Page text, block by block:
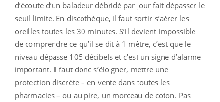
d’écoute d’un baladeur débridé par jour fait dépasser le
seuil limite. En discothèque, il faut sortir s’aérer les
oreilles toutes les 30 minutes. S’il devient impossible
de comprendre ce qu’il se dit à 1 mètre, c’est que le
niveau dépasse 105 décibels et c'est un signe d’alarme
important. Il faut donc s’éloigner, mettre une
protection discrète – en vente dans toutes les
pharmacies – ou au pire, un morceau de coton. Pas